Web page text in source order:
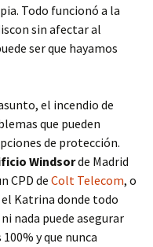
Todo funcionó a la
sin afectar al
ser que hayamos
el incendio de
que pueden
de protección.
Windsorde Madrid
CPD de Colt Telecom, o
Katrina donde todo
nada puede asegurar
y que nunca